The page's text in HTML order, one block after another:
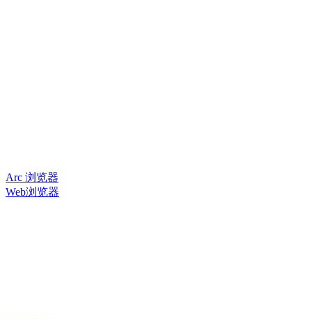
Arc 浏览器
Web浏览器